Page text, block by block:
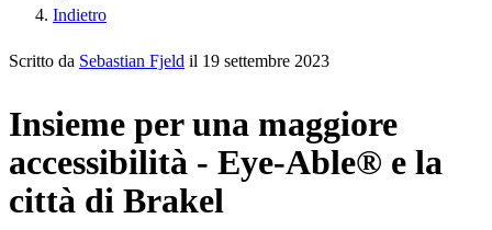
Indietro
Scritto da Sebastian Fjeld il 19 settembre 2023
Insieme per una maggiore
accessibilità - Eye-Able® e la
città di Brakel